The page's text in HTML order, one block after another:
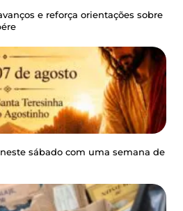
e reforça orientações sobre
sábado com uma semana de